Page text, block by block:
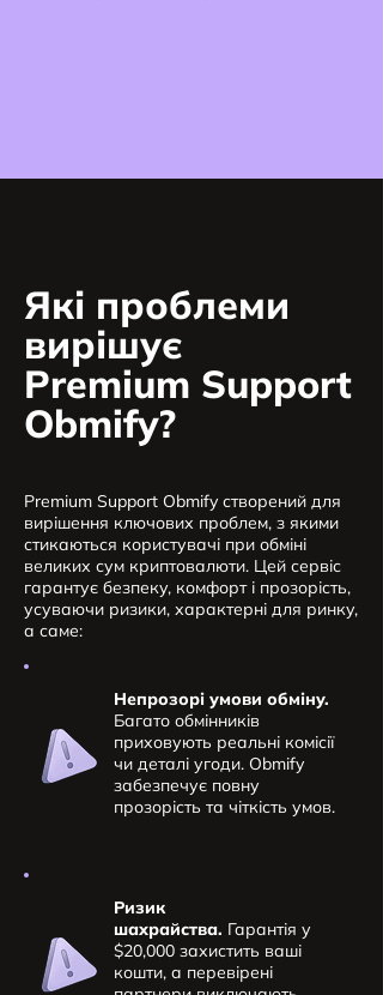
Які проблеми
вирішує
Premium Support
Obmify?
Premium Support Obmify створений для
вирішення ключових проблем, з якими
стикаються користувачі при обміні
великих сум криптовалюти. Цей сервіс
гарантує безпеку, комфорт і прозорість,
усуваючи ризики, характерні для ринку,
а саме:
Непрозорі умови обміну.
Багато обмінників
приховують реальні комісії
чи деталі угоди. Obmify
забезпечує повну
прозорість та чіткість умов.
Ризик
шахрайства. Гарантія у
$20,000 захистить ваші
кошти, а перевірені